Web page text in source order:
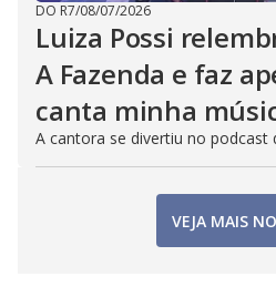
DO R7/08/07/2026
Luiza Possi
A Fazenda e faz
canta minha
A cantora se divertiu no podcast
VEJA MAIS